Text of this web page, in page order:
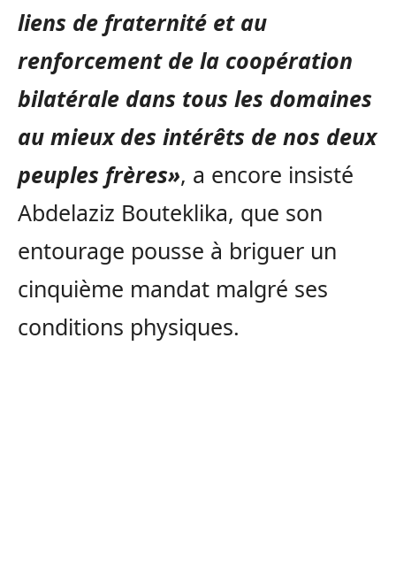
liens de fraternité et au
renforcement de la coopération
bilatérale dans tous les domaines
au mieux des intérêts de nos deux
peuples frères», a encore insisté
Abdelaziz Bouteklika, que son
entourage pousse à briguer un
cinquième mandat malgré ses
conditions physiques.